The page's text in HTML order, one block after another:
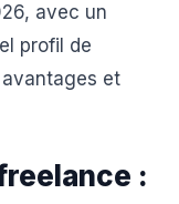
avec un
profil de
et
: